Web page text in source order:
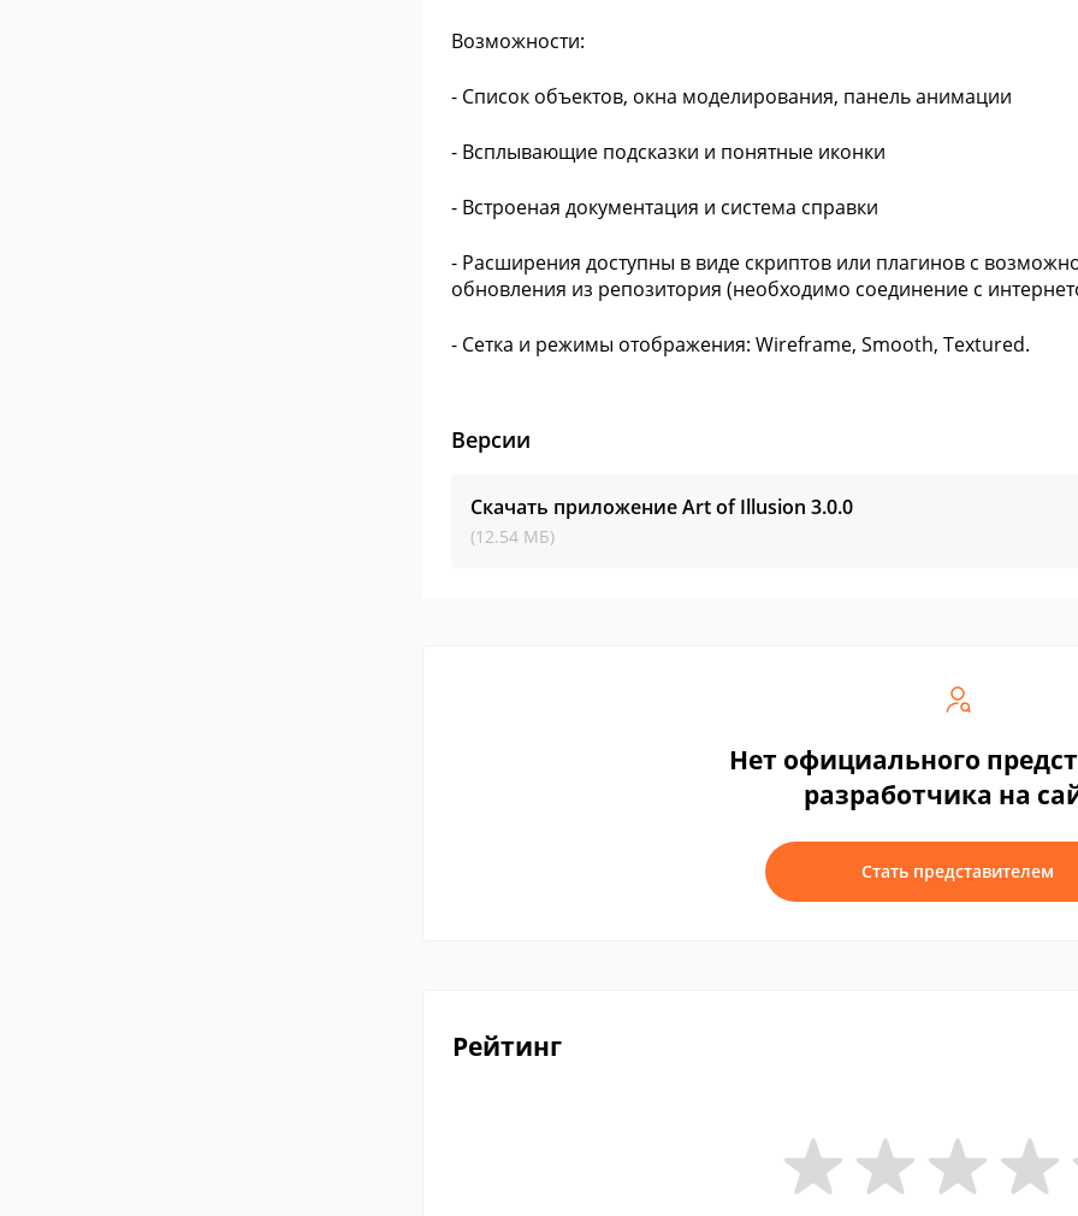
Возможности:
- Список объектов, окна моделирования, панель анимации
- Всплывающие подсказки и понятные иконки
- Встроеная документация и система справки
- Расширения доступны в виде скриптов или плагинов с
обновления из репозитория (необходимо соединение с
- Сетка и режимы отображения: Wireframe, Smooth, Textured.
Версии
Скачать приложение Art of Illusion 3.0.0
(12.54 МБ)
Нет официального
разработчика на
Стать представителем
Рейтинг